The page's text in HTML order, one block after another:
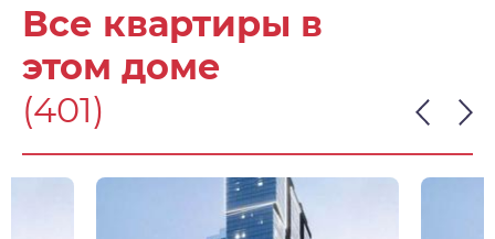
Все квартиры в
этом доме
(401)